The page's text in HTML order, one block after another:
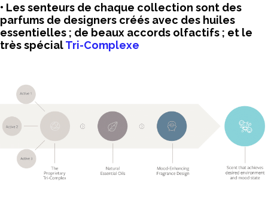
• Les senteurs de chaque collection sont des
parfums de designers créés avec des huiles
essentielles ; de beaux accords olfactifs ; et le
très spécialTri-Complexe